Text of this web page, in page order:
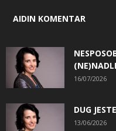
AIDIN KOMENTAR
16/07/2026
DUG
13/06/2026